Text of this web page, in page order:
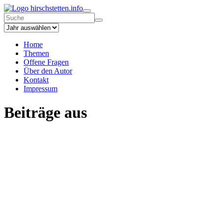
hirschstetten.info
Home
Themen
Offene Fragen
Über den Autor
Kontakt
Impressum
Beiträge aus